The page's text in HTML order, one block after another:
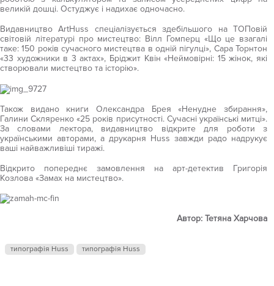
великій дошці. Остуджує і надихає одночасно.
Видавництво ArtHuss спеціалізується здебільшого на ТОПовій
світовій літературі про мистецтво: Вілл Гомперц «Що це взагалі
таке: 150 років сучасного мистецтва в одній пігулці», Сара Торнтон
«33 художники в 3 актах», Бріджит Квін «Неймовірні: 15 жінок, які
створювали мистецтво та історію».
Також видано книги Олександра Брея «Ненудне збирання»,
Галини Скляренко «25 років присутності. Сучасні українські митці».
За словами лектора, видавництво відкрите для роботи з
українськими авторами, а друкарня Huss завжди радо надрукує
ваші найважливіші тиражі.
Відкрито попереднє замовлення на арт-детектив Григорія
Козлова «Замах на мистецтво».
Автор: Тетяна Харчова
типографія Huss типографія Huss